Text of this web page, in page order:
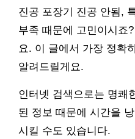
진공 포장기 진공 안됨,
부족 때문에 고민이시죠
요. 이 글에서 가장 정확
알려드릴게요.
인터넷 검색으로는 명쾌
된 정보 때문에 시간을
시킬 수도 있습니다.